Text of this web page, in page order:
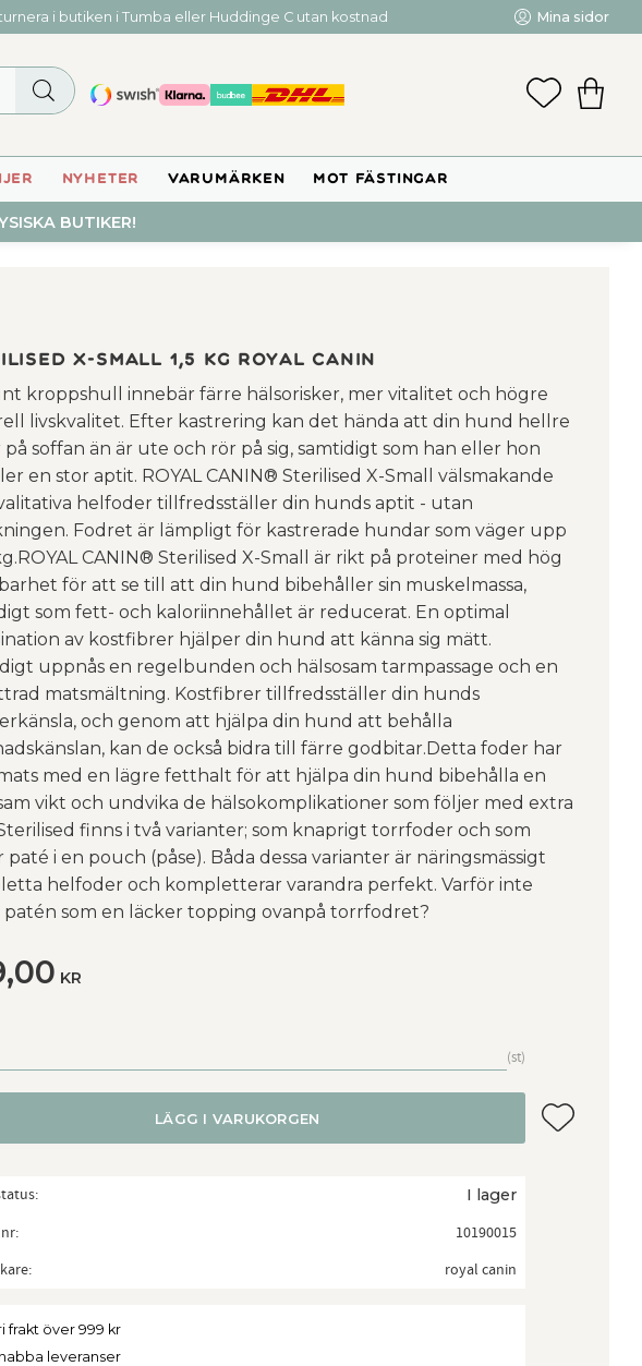
i butiken i Tumba eller Huddinge C utan kostnad Mina sidor
NYHETER VARUMÄRKEN MOT FÄSTINGAR
BUTIKER!
X-Small 1,5 kg Royal Canin
kroppshull innebär färre hälsorisker, mer vitalitet och högre
livskvalitet. Efter kastrering kan det hända att din hund hellre
på soffan än är ute och rör på sig, samtidigt som han eller hon
en stor aptit. ROYAL CANIN® Sterilised X-Small välsmakande
helfoder tillfredsställer din hunds aptit - utan
Fodret är lämpligt för kastrerade hundar som väger upp
CANIN® Sterilised X-Small är rikt på proteiner med hög
för att se till att din hund bibehåller sin muskelmassa,
som fett- och kaloriinnehållet är reducerat. En optimal
av kostfibrer hjälper din hund att känna sig mätt.
uppnås en regelbunden och hälsosam tarmpassage och en
matsmältning. Kostfibrer tillfredsställer din hunds
och genom att hjälpa din hund att behålla
kan de också bidra till färre godbitar.Detta foder har
med en lägre fetthalt för att hjälpa din hund bibehålla en
vikt och undvika de hälsokomplikationer som följer med extra
finns i två varianter; som knaprigt torrfoder och som
paté i en pouch (påse). Båda dessa varianter är näringsmässigt
helfoder och kompletterar varandra perfekt. Varför inte
patén som en läcker topping ovanpå torrfodret?
KR
st
LÄGG I VARUKORGEN Lägg till i
I lager
10190015
royal canin
frakt över 999 kr
leveranser